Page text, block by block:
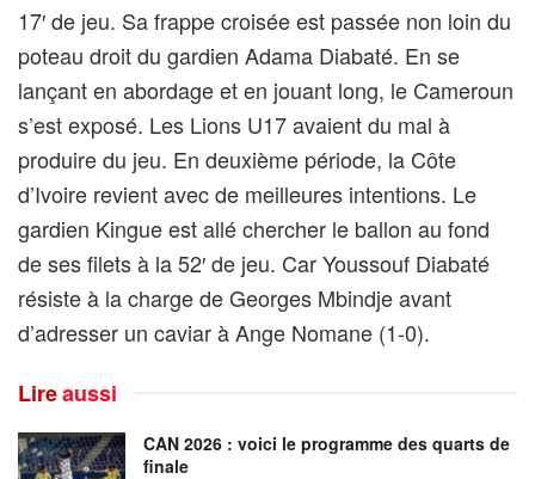
17′ de jeu. Sa frappe croisée est passée non loin du
poteau droit du gardien Adama Diabaté. En se
lançant en abordage et en jouant long, le Cameroun
s’est exposé. Les Lions U17 avaient du mal à
produire du jeu. En deuxième période, la Côte
d’Ivoire revient avec de meilleures intentions. Le
gardien Kingue est allé chercher le ballon au fond
de ses filets à la 52′ de jeu. Car Youssouf Diabaté
résiste à la charge de Georges Mbindje avant
d’adresser un caviar à Ange Nomane (1-0).
Lireaussi
CAN 2026 : voici le programme des quarts de
finale